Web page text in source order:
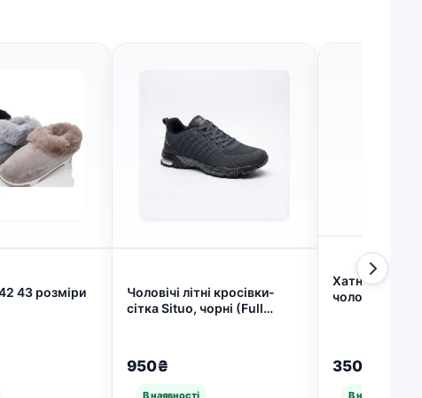
43 розміри
Чоловічі літні кросівки-
сітка Situo, чорні (Full
950₴
Хатні капці
чоловічі
350₴